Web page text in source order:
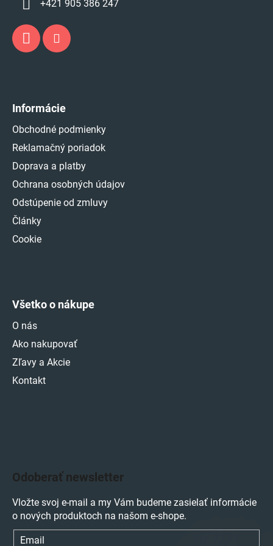
+421 905 386 247
Informácie
Obchodné podmienky
Reklamačný poriadok
Doprava a platby
Ochrana osobných údajov
Odstúpenie od zmluvy
Články
Cookie
Všetko o nákupe
O nás
Ako nakupovať
Zľavy a Akcie
Kontakt
Odoberať newsletter
Vložte svoj e-mail a my Vám budeme zasielať informácie
o nových produktoch na našom e-shope.
Email